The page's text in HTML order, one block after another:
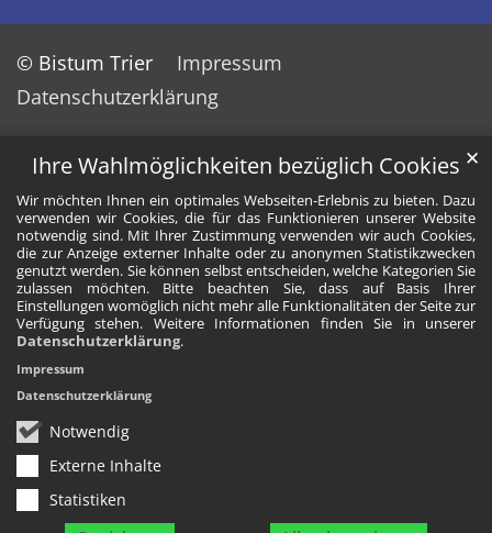
Ihre Wahlmöglichkeiten bezüglich Cookies
Wir möchten Ihnen ein optimales Webseiten-Erlebnis zu bieten. Dazu
verwenden wir Cookies, die für das Funktionieren unserer Website
notwendig sind. Mit Ihrer Zustimmung verwenden wir auch Cookies,
die zur Anzeige externer Inhalte oder zu anonymen Statistikzwecken
genutzt werden. Sie können selbst entscheiden, welche Kategorien Sie
zulassen möchten. Bitte beachten Sie, dass auf Basis Ihrer
Einstellungen womöglich nicht mehr alle Funktionalitäten der Seite zur
Verfügung stehen. Weitere Informationen finden Sie in unserer
Datenschutzerklärung.
Notwendig
Externe Inhalte
Statistiken
✕
Impressum
Datenschutzerklärung
© Bistum Trier
Impressum
Datenschutzerklärung